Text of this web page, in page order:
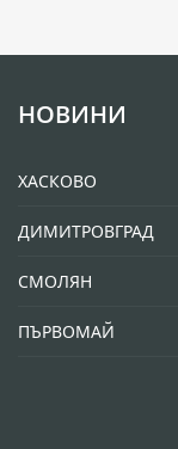
НОВИНИ
ХАСКОВО
ДИМИТРОВГРАД
СМОЛЯН
ПЪРВОМАЙ